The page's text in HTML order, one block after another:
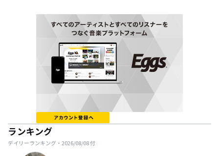
ランキング
デイリーランキング・ 2026/08/08付